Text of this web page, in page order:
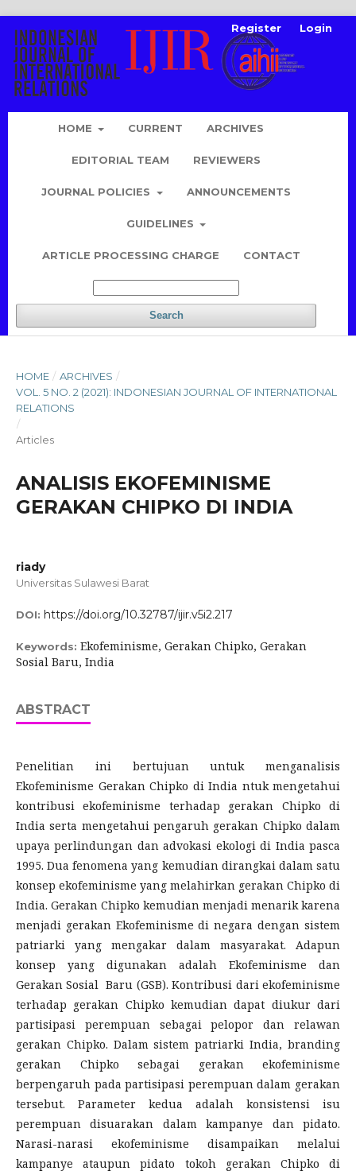
HOME CURRENT ARCHIVES
EDITORIAL TEAM REVIEWERS
JOURNAL POLICIES ANNOUNCEMENTS
GUIDELINES
ARTICLE PROCESSING CHARGE CONTACT
Search
Register Login
HOME / ARCHIVES /
VOL. 5 NO. 2 (2021): INDONESIAN JOURNAL OF INTERNATIONAL
RELATIONS
/
Articles
ANALISIS EKOFEMINISME
GERAKAN CHIPKO DI INDIA
riady
Universitas Sulawesi Barat
DOI: https://doi.org/10.32787/ijir.v5i2.217
Keywords: Ekofeminisme, Gerakan Chipko, Gerakan
Sosial Baru, India
ABSTRACT
Penelitian ini bertujuan untuk menganalisis
Ekofeminisme Gerakan Chipko di India ntuk mengetahui
kontribusi ekofeminisme terhadap gerakan Chipko di
India serta mengetahui pengaruh gerakan Chipko dalam
upaya perlindungan dan advokasi ekologi di India pasca
1995. Dua fenomena yang kemudian dirangkai dalam satu
konsep ekofeminisme yang melahirkan gerakan Chipko di
India. Gerakan Chipko kemudian menjadi menarik karena
menjadi gerakan Ekofeminisme di negara dengan sistem
patriarki yang mengakar dalam masyarakat. Adapun
konsep yang digunakan adalah Ekofeminisme dan
Gerakan Sosial Baru (GSB). Kontribusi dari ekofeminisme
terhadap gerakan Chipko kemudian dapat diukur dari
partisipasi perempuan sebagai pelopor dan relawan
gerakan Chipko. Dalam sistem patriarki India, branding
gerakan Chipko sebagai gerakan ekofeminisme
berpengaruh pada partisipasi perempuan dalam gerakan
tersebut. Parameter kedua adalah konsistensi isu
perempuan disuarakan dalam kampanye dan pidato.
Narasi-narasi ekofeminisme disampaikan melalui
kampanye ataupun pidato tokoh gerakan Chipko di